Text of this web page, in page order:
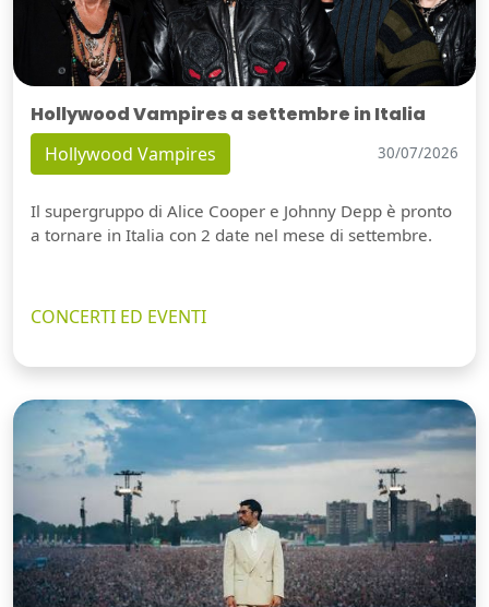
Hollywood Vampires a settembre in Italia
Hollywood Vampires 30/07/2026
Il supergruppo di Alice Cooper e Johnny Depp è pronto
a tornare in Italia con 2 date nel mese di settembre.
CONCERTI ED EVENTI